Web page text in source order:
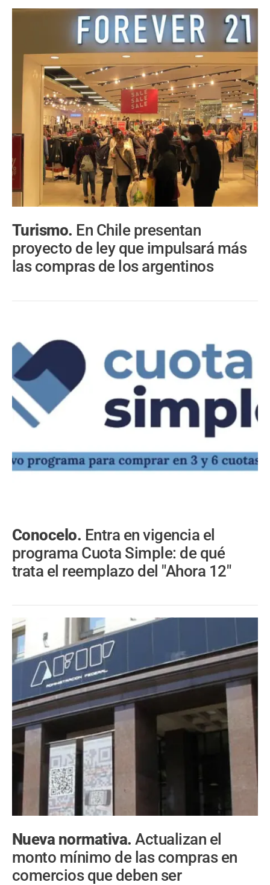
Turismo. En Chile presentan
proyecto de ley que impulsará más
las compras de los argentinos
Conocelo. Entra en vigencia el
programa Cuota Simple: de qué
trata el reemplazo del "Ahora 12"
Nueva normativa.Actualizan el
monto mínimo de las compras en
comercios que deben ser